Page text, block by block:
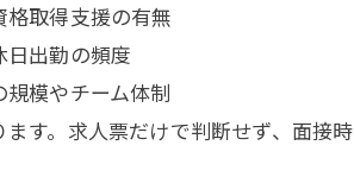
格取得支援の有無
日出勤の頻度
規模やチーム体制
ます。求人票だけで判断せず、面接